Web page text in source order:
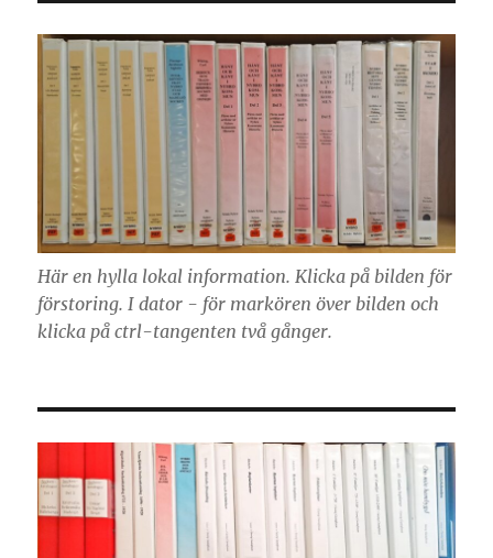
Här en hylla lokal information. Klicka på bilden för
förstoring. I dator - för markören över bilden och
klicka på ctrl-tangenten två gånger.